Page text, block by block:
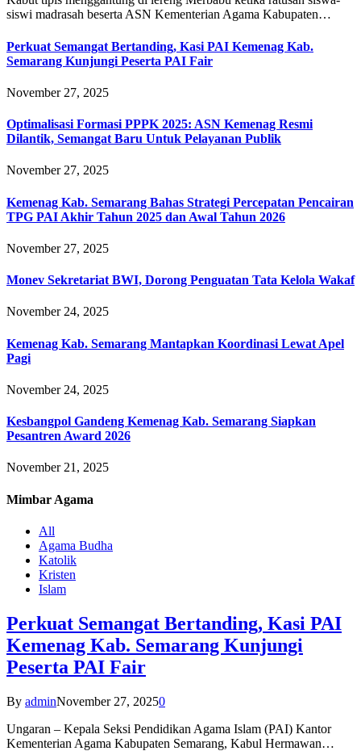
siswi madrasah beserta ASN Kementerian Agama Kabupaten…
Perkuat Semangat Bertanding, Kasi PAI Kemenag Kab.
Semarang Kunjungi Peserta PAI Fair
November 27, 2025
Optimalisasi Formasi PPPK 2025: ASN Kemenag Resmi
Dilantik, Semangat Baru Untuk Pelayanan Publik
November 27, 2025
Kemenag Kab. Semarang Bahas Strategi Percepatan Pencairan
TPG PAI Akhir Tahun 2025 dan Awal Tahun 2026
November 27, 2025
Monev Sekretariat BWI, Dorong Penguatan Tata Kelola Wakaf
November 24, 2025
Kemenag Kab. Semarang Mantapkan Koordinasi Lewat Apel
Pagi
November 24, 2025
Kesbangpol Gandeng Kemenag Kab. Semarang Siapkan
Pesantren Award 2026
November 21, 2025
Mimbar Agama
All
Agama Budha
Katolik
Kristen
Islam
Perkuat Semangat Bertanding, Kasi PAI
Kemenag Kab. Semarang Kunjungi
Peserta PAI Fair
By adminNovember 27, 20250
Ungaran – Kepala Seksi Pendidikan Agama Islam (PAI) Kantor
Kementerian Agama Kabupaten Semarang, Kabul Hermawan…